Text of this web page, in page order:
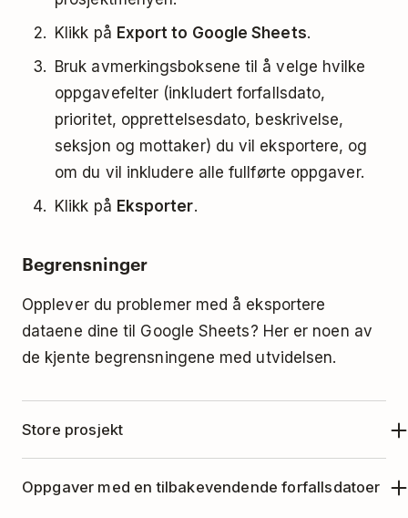
Klikk på Export to Google Sheets.
Bruk avmerkingsboksene til å velge hvilke
oppgavefelter (inkludert forfallsdato,
prioritet, opprettelsesdato, beskrivelse,
seksjon og mottaker) du vil eksportere, og
om du vil inkludere alle fullførte oppgaver.
Klikk på Eksporter.
Begrensninger
Opplever du problemer med å eksportere
dataene dine til Google Sheets? Her er noen av
de kjente begrensningene med utvidelsen.
Store prosjekt
antall aktive eller fullførte oppgaver, kan
Oppgaver med en tilbakevendende forfallsdatoer